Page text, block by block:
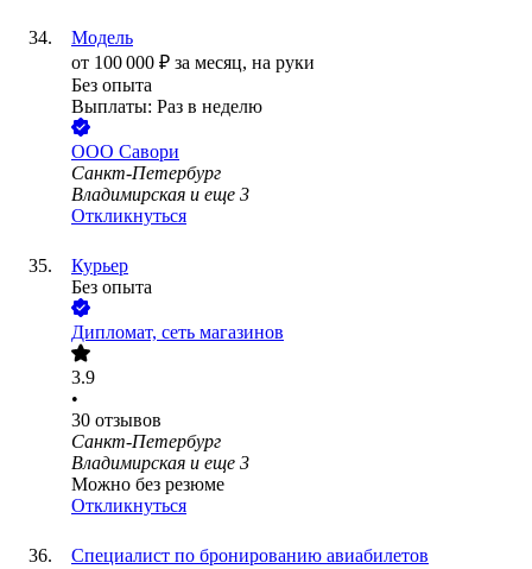
Модель
от 100 000 ₽ за месяц, на руки
Без опыта
Выплаты: Раз в неделю
ООО Савори
Санкт-Петербург
Владимирская и еще 3
Откликнуться
Курьер
Без опыта
Дипломат, сеть магазинов
3.9
•
30 отзывов
Санкт-Петербург
Владимирская и еще 3
Можно без резюме
Откликнуться
Специалист по бронированию авиабилетов